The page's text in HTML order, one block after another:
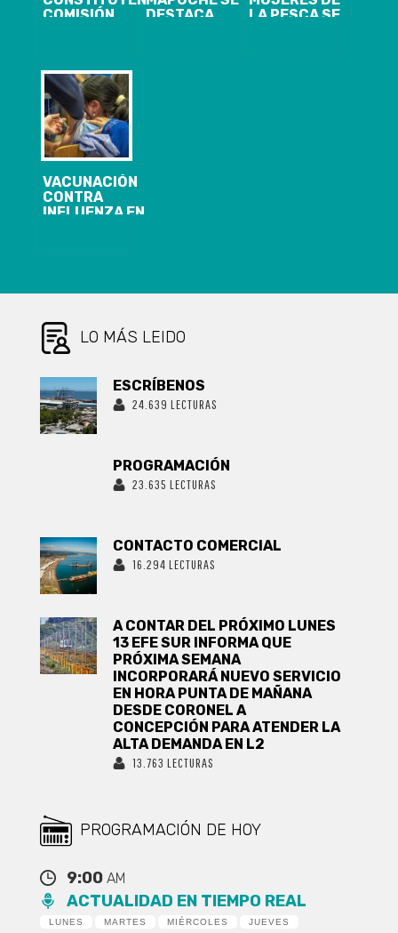
COMISIÓN
DERECHOS Y
LA EQUIDAD
DE GÉNERO
DESTACA
LA PESCA SE
VACUNACIÓN
CONTRA
INFLUENZA EN
COBERTURA A
NIVEL PAÍS
LO MÁS LEIDO
ESCRÍBENOS
24.639 LECTURAS
PROGRAMACIÓN
23.635 LECTURAS
CONTACTO COMERCIAL
16.294 LECTURAS
A CONTAR DEL PRÓXIMO LUNES
13 EFE SUR INFORMA QUE
PRÓXIMA SEMANA
INCORPORARÁ NUEVO SERVICIO
EN HORA PUNTA DE MAÑANA
DESDE CORONEL A
CONCEPCIÓN PARA ATENDER LA
ALTA DEMANDA EN L2
13.763 LECTURAS
PROGRAMACIÓN DE HOY
9:00 AM
ACTUALIDAD EN TIEMPO REAL
LUNES MARTES MIÉRCOLES
JUEVES